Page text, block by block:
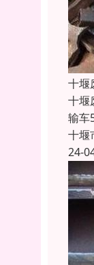
十堰
十堰
输车
十堰
24-